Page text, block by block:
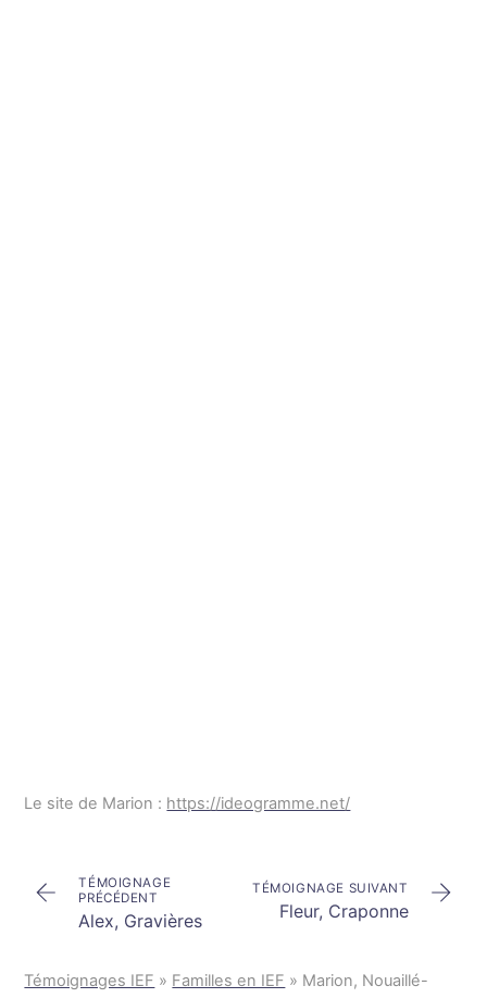
Le site de Marion : https://ideogramme.net/
TÉMOIGNAGE
PRÉCÉDENT
Alex, Gravières
TÉMOIGNAGE SUIVANT
Fleur, Craponne
Témoignages IEF » Familles en IEF » Marion, Nouaillé-